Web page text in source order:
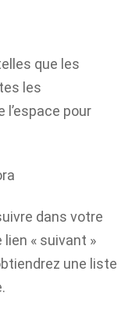
que les
les
pour
dans votre
lien « suivant »
une liste